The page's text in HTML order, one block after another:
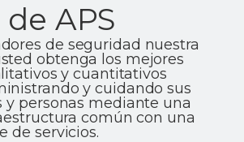
APS
de seguridad nuestra
obtenga los mejores
y cuantitativos
y cuidando sus
y personas mediante una
común con una
de servicios.